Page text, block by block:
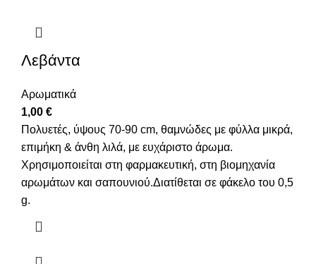
Λεβάντα
Αρωματικά
1,00 €
Πολυετές, ύψους 70-90 cm, θαμνώδες με φύλλα μικρά,
επιμήκη & άνθη λιλά, με ευχάριστο άρωμα.
Χρησιμοποιείται στη φαρμακευτική, στη βιομηχανία
αρωμάτων και σαπουνιού.Διατίθεται σε φάκελο του 0,5
g.